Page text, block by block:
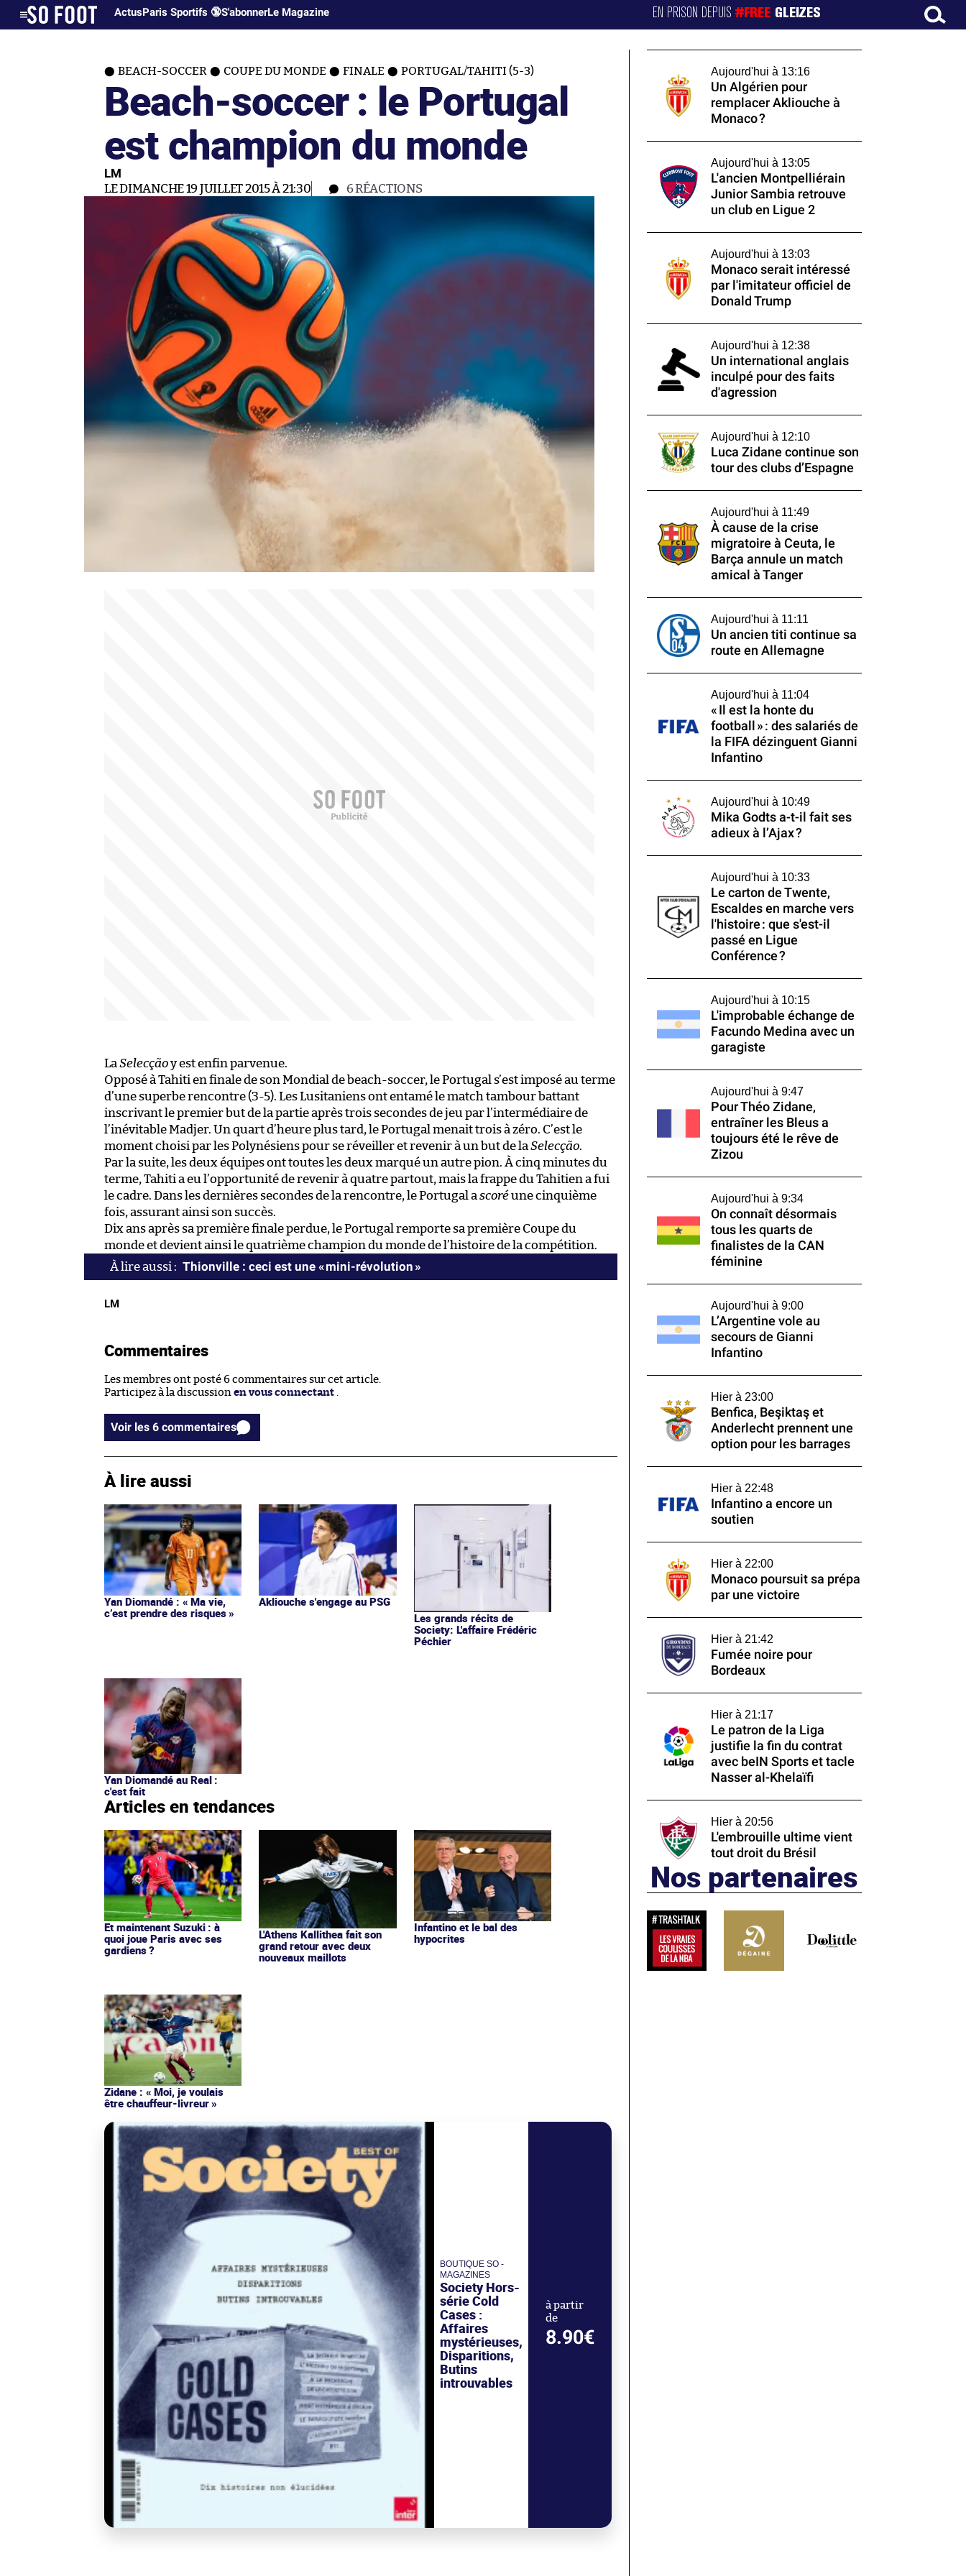
ActusParis Sportifs 🔞S'abonnerLe Magazine EN PRISON DEPUIS#FREE GLEIZES
BEACH-SOCCER COUPE DU MONDE FINALE PORTUGAL/TAHITI (5-3)
Beach-soccer : le Portugal
est champion du monde
LM
LE DIMANCHE 19 JUILLET 2015 À 21:30 6RÉACTIONS
La Selecçãoy est enfin parvenue.
Opposé à Tahiti en finale de son Mondial de beach-soccer, le Portugal s’est imposé au terme
d’une superbe rencontre (3-5). Les Lusitaniens ont entamé le match tambour battant
inscrivant le premier but de la partie après trois secondes de jeu par l’intermédiaire de
l’inévitable Madjer. Un quart d’heure plus tard, le Portugal menait trois à zéro. C’est le
moment choisi par les Polynésiens pour se réveiller et revenir à un but de la Selecção.
Par la suite, les deux équipes ont toutes les deux marqué un autre pion. À cinq minutes du
terme, Tahiti a eu l’opportunité de revenir à quatre partout, mais la frappe du Tahitien a fui
le cadre. Dans les dernières secondes de la rencontre, le Portugal a scoréune cinquième
fois, assurant ainsi son succès.
Dix ans après sa première finale perdue, le Portugal remporte sa première Coupe du
monde et devient ainsi le quatrième champion du monde de l’histoire de la compétition.
Thionville : ceci est une « mini-révolution »
LM
Commentaires
Les membres ont posté 6 commentaires sur cet article.
Participez à la discussion en vous connectant .
Voir les 6 commentaires
À lire aussi
Yan Diomandé : « Ma vie,
c’est prendre des risques »
Akliouche s'engage au PSG
Les grands récits de
Society: L'affaire Frédéric
Péchier
Yan Diomandé au Real :
c'est fait
Articles en tendances
Et maintenant Suzuki : à
quoi joue Paris avec ses
gardiens ?
L'Athens Kallithea fait son
grand retour avec deux
nouveaux maillots
Infantino et le bal des
hypocrites
Zidane : « Moi, je voulais
être chauffeur-livreur »
BOUTIQUE SO -
MAGAZINES
Society Hors-
série Cold
Cases :
Affaires
mystérieuses,
Disparitions,
Butins
introuvables
à partir
de
8.90€
Aujourd'hui à 13:16
Un Algérien pour
remplacer Akliouche à
Monaco ?
Aujourd'hui à 13:05
L'ancien Montpelliérain
Junior Sambia retrouve
un club en Ligue 2
Aujourd'hui à 13:03
Monaco serait intéressé
par l'imitateur officiel de
Donald Trump
Aujourd'hui à 12:38
Un international anglais
inculpé pour des faits
d'agression
Aujourd'hui à 12:10
Luca Zidane continue son
tour des clubs d’Espagne
Aujourd'hui à 11:49
À cause de la crise
migratoire à Ceuta, le
Barça annule un match
amical à Tanger
Aujourd'hui à 11:11
Un ancien titi continue sa
route en Allemagne
Aujourd'hui à 11:04
« Il est la honte du
football » : des salariés de
la FIFA dézinguent Gianni
Infantino
Aujourd'hui à 10:49
Mika Godts a-t-il fait ses
adieux à l’Ajax ?
Aujourd'hui à 10:33
Le carton de Twente,
Escaldes en marche vers
l'histoire : que s'est-il
passé en Ligue
Conférence ?
Aujourd'hui à 10:15
L'improbable échange de
Facundo Medina avec un
garagiste
Aujourd'hui à 9:47
Pour Théo Zidane,
entraîner les Bleus a
toujours été le rêve de
Zizou
Aujourd'hui à 9:34
On connaît désormais
tous les quarts de
finalistes de la CAN
féminine
Aujourd'hui à 9:00
L’Argentine vole au
secours de Gianni
Infantino
Hier à 23:00
Benfica, Beşiktaş et
Anderlecht prennent une
option pour les barrages
Hier à 22:48
Infantino a encore un
soutien
Hier à 22:00
Monaco poursuit sa prépa
par une victoire
Hier à 21:42
Fumée noire pour
Bordeaux
Hier à 21:17
Le patron de la Liga
justifie la fin du contrat
avec beIN Sports et tacle
Nasser al-Khelaïfi
Hier à 20:56
L'embrouille ultime vient
tout droit du Brésil
Nos partenaires